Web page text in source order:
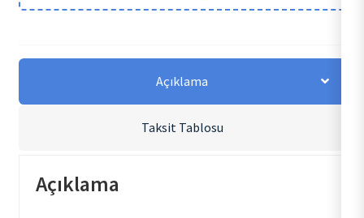
Açıklama
Taksit Tablosu
Açıklama